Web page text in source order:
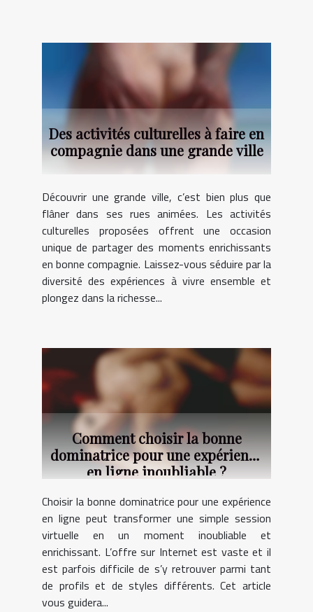
Des activités culturelles à faire en
compagnie dans une grande ville
Découvrir une grande ville, c’est bien plus que
flâner dans ses rues animées. Les activités
culturelles proposées offrent une occasion
unique de partager des moments enrichissants
en bonne compagnie. Laissez-vous séduire par la
diversité des expériences à vivre ensemble et
plongez dans la richesse...
Comment choisir la bonne
dominatrice pour une expérience
en ligne inoubliable ?
Choisir la bonne dominatrice pour une expérience
en ligne peut transformer une simple session
virtuelle en un moment inoubliable et
enrichissant. L’offre sur Internet est vaste et il
est parfois difficile de s’y retrouver parmi tant
de profils et de styles différents. Cet article
vous guidera...